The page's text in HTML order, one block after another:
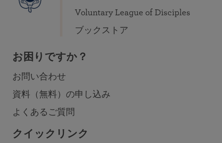
Voluntary League of Disciples
ブックストア
お困りですか？
お問い合わせ
資料（無料）の申し込み
よくあるご質問
クイックリンク